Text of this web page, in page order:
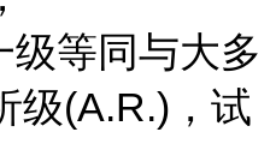
等同与大多
级(A.R.)，试